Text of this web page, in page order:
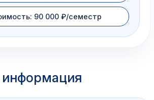
90 000 ₽/семестр